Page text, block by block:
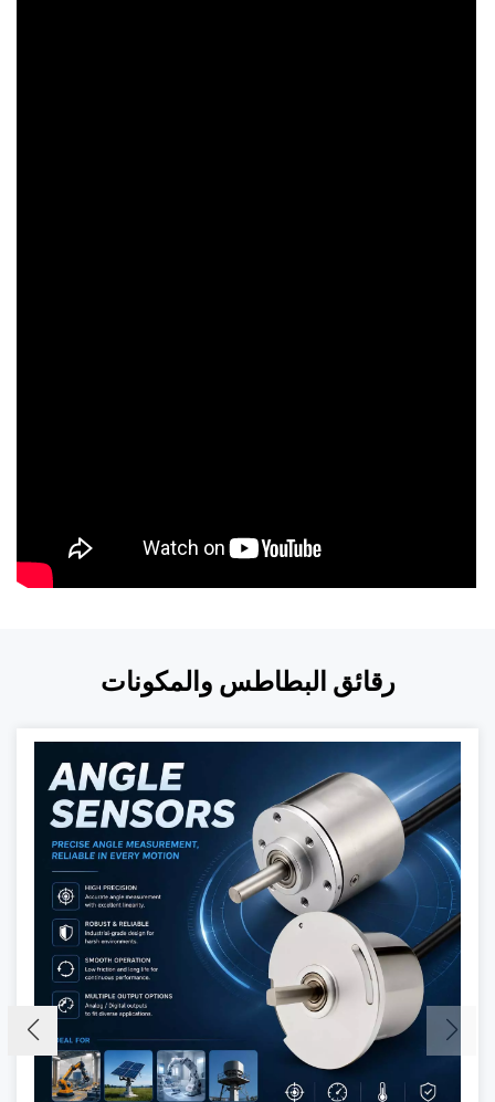
رقائق البطاطس والمكونات